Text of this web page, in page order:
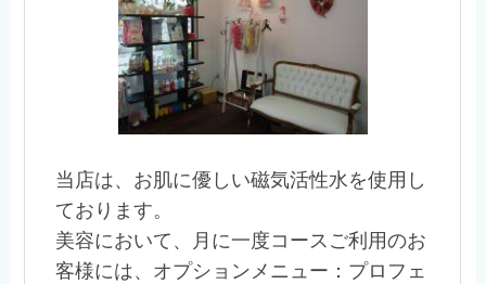
当店は、お肌に優しい磁気活性水を使用し
ております。
美容において、月に一度コースご利用のお
客様には、オプションメニュー：プロフェ